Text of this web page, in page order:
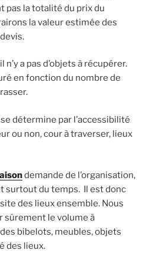
pas la totalité du prix du
la valeur estimée des
n’y a pas d’objets à récupérer.
en fonction du nombre de
détermine par l’accessibilité
ou non, cour à traverser, lieux
demande de l’organisation,
surtout du temps. Il est donc
des lieux ensemble. Nous
sûrement le volume à
bibelots, meubles, objets
des lieux.